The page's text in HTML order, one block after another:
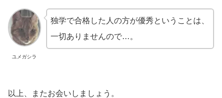
ユメガシラ
独学で合格した人の方が優秀ということは、
一切ありませんので…。
以上、またお会いしましょう。